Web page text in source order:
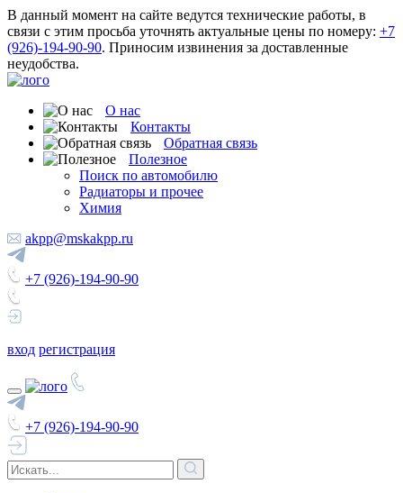
В данный момент на сайте ведутся технические работы, в
связи с этим просьба уточнять актуальные цены по номеру: +7
(926)-194-90-90. Приносим извинения за доставленные
неудобства.
О нас
Контакты
Обратная связь
Полезное
Поиск по автомобилю
Радиаторы и прочее
Химия
akpp@mskakpp.ru
+7 (926)-194-90-90
вход регистрация
+7 (926)-194-90-90